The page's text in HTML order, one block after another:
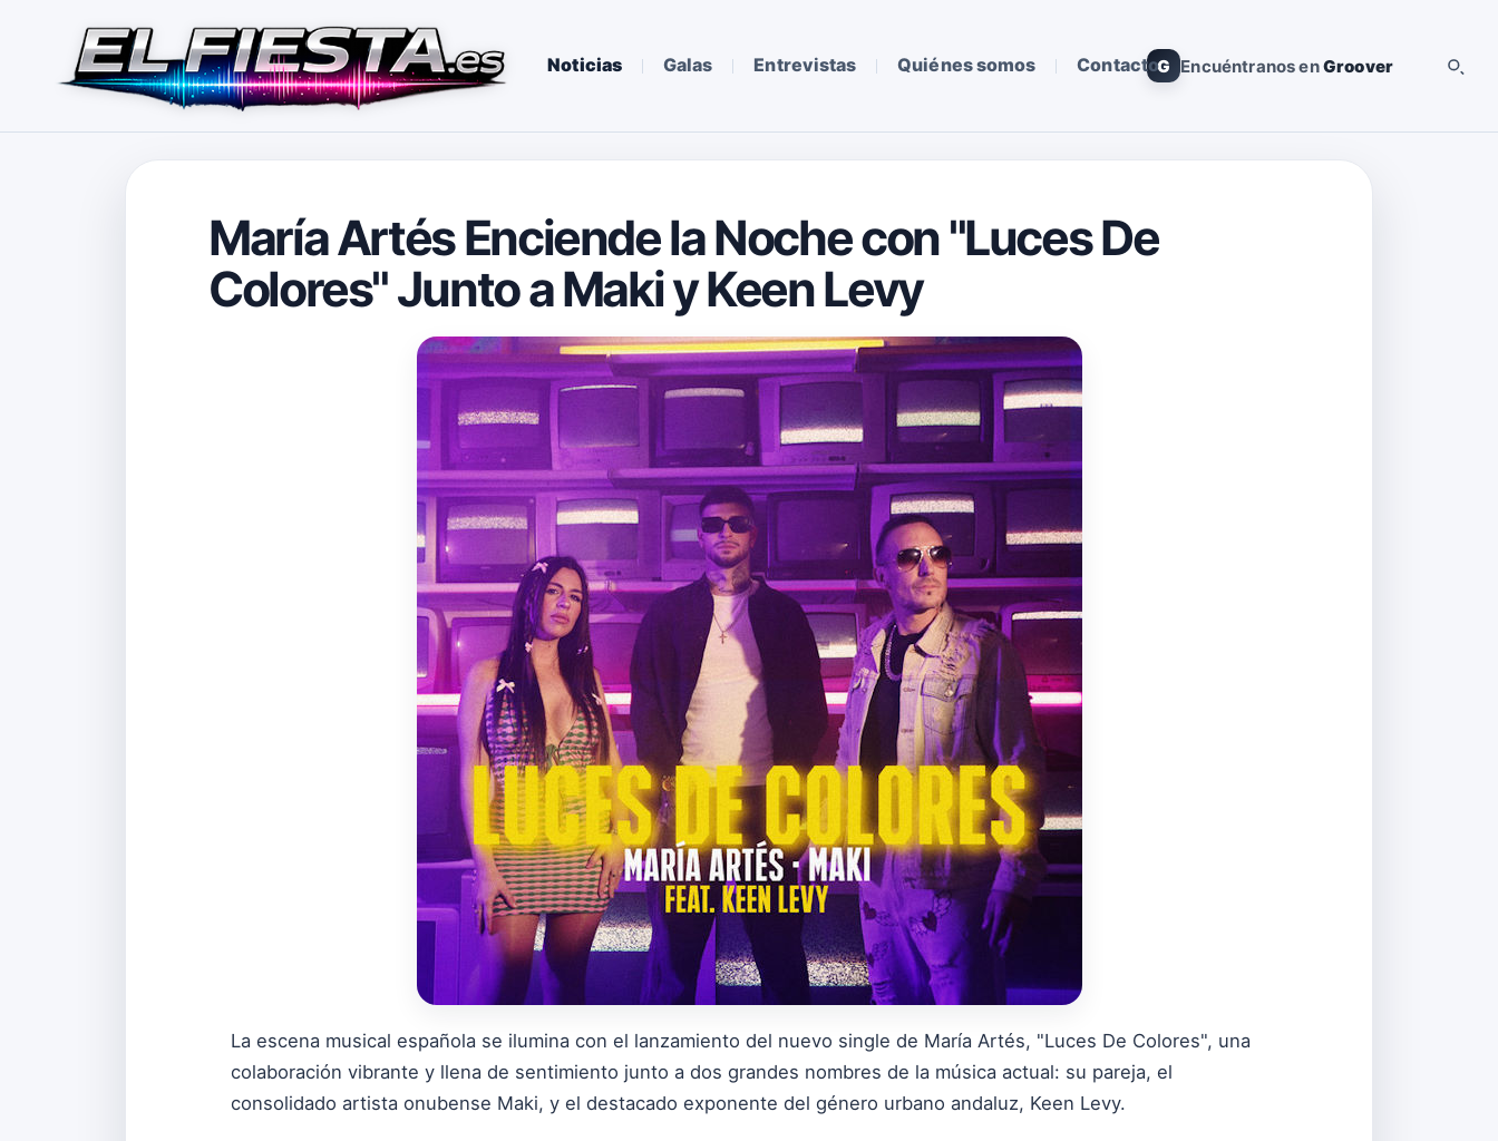
Noticias Galas Entrevistas Quiénes somos ContactoG Encuéntranos enGroover
María Artés Enciende la Noche con "Luces De
Colores" Junto a Maki y Keen Levy
La escena musical española se ilumina con el lanzamiento del nuevo single de María Artés, "Luces De Colores", una
colaboración vibrante y llena de sentimiento junto a dos grandes nombres de la música actual: su pareja, el
consolidado artista onubense Maki, y el destacado exponente del género urbano andaluz, Keen Levy.